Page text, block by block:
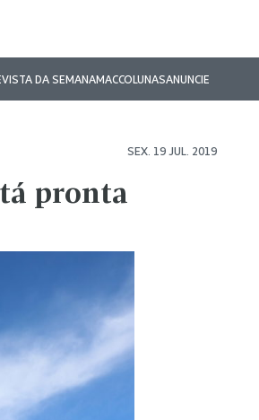
DA SEMANAMACCOLUNASANUNCIE
SEX. 19 JUL. 2019
pronta